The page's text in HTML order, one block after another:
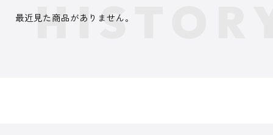
最近見た商品がありません。